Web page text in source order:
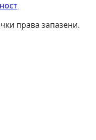
права запазени.